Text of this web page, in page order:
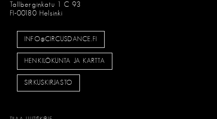
Tallberginkatu 1 C 93
FI-00180 Helsinki
INFO@CIRCUSDANCE.FI
HENKILÖKUNTA JA KARTTA
SIRKUSKIRJASTO